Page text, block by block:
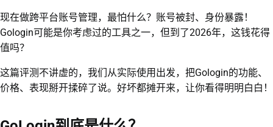
现在做跨平台账号管理，最怕什么？账号被封、身份暴露！
Gologin可能是你考虑过的工具之一，但到了2026年，这钱花得
值吗？
这篇评测不讲虚的，我们从实际使用出发，把Gologin的功能、
价格、表现掰开揉碎了说。好坏都摊开来，让你看得明明白白！